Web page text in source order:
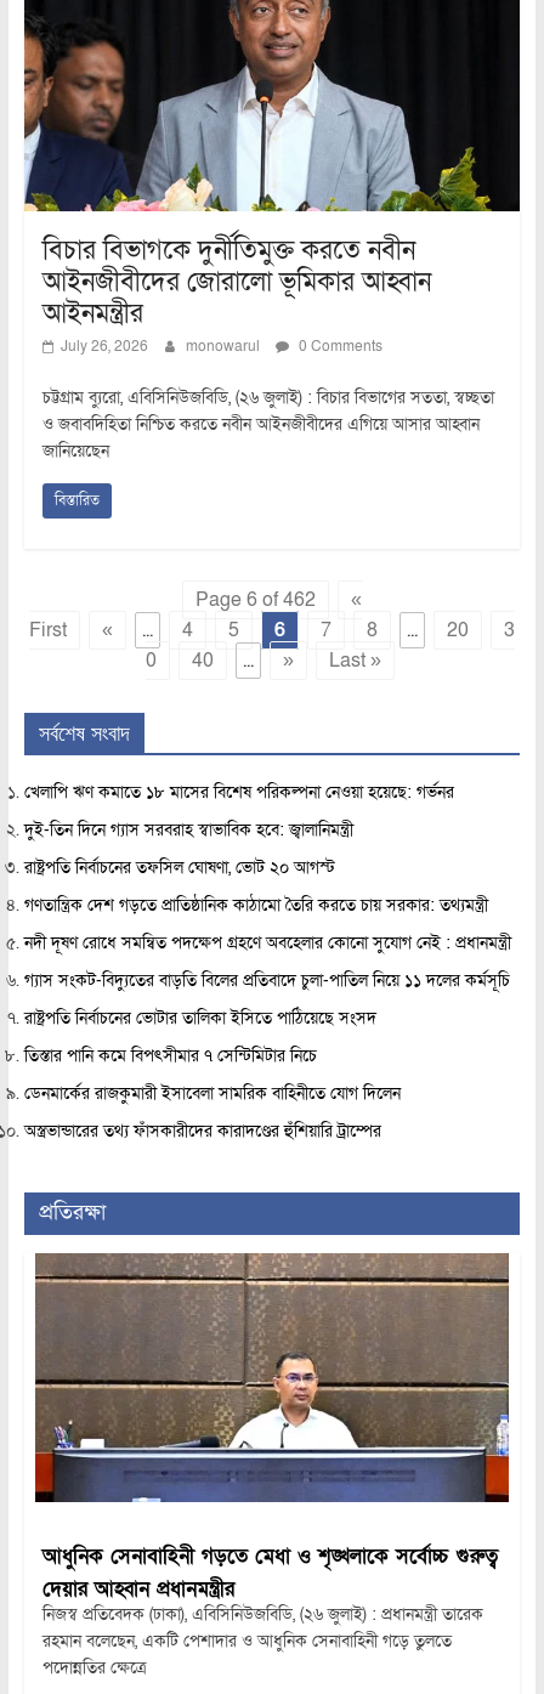
বিচার বিভাগকে দুর্নীতিমুক্ত করতে নবীন
আইনজীবীদের জোরালো ভূমিকার আহ্বান
আইনমন্ত্রীর
July 26, 2026 monowarul 0 Comments
চট্টগ্রাম ব্যুরো, এবিসিনিউজবিডি, (২৬ জুলাই) : বিচার বিভাগের সততা, স্বচ্ছতা
ও জবাবদিহিতা নিশ্চিত করতে নবীন আইনজীবীদের এগিয়ে আসার আহ্বান
জানিয়েছেন
বিস্তারিত
Page 6 of 462
«
First
« ... 4 5 6 7 8 ... 20
3
0
40 ... » Last »
সর্বশেষ সংবাদ
খেলাপি ঋণ কমাতে ১৮ মাসের বিশেষ পরিকল্পনা নেওয়া হয়েছে: গর্ভনর
দুই-তিন দিনে গ্যাস সরবরাহ স্বাভাবিক হবে: জ্বালানিমন্ত্রী
রাষ্ট্রপতি নির্বাচনের তফসিল ঘোষণা, ভোট ২০ আগস্ট
গণতান্ত্রিক দেশ গড়তে প্রাতিষ্ঠানিক কাঠামো তৈরি করতে চায় সরকার: তথ্যমন্ত্রী
নদী দূষণ রোধে সমন্বিত পদক্ষেপ গ্রহণে অবহেলার কোনো সুযোগ নেই : প্রধানমন্ত্রী
গ্যাস সংকট-বিদ্যুতের বাড়তি বিলের প্রতিবাদে চুলা-পাতিল নিয়ে ১১ দলের কর্মসূচি
রাষ্ট্রপতি নির্বাচনের ভোটার তালিকা ইসিতে পাঠিয়েছে সংসদ
তিস্তার পানি কমে বিপৎসীমার ৭ সেন্টিমিটার নিচে
ডেনমার্কের রাজকুমারী ইসাবেলা সামরিক বাহিনীতে যোগ দিলেন
অস্ত্রভান্ডারের তথ্য ফাঁসকারীদের কারাদণ্ডের হুঁশিয়ারি ট্রাম্পের
প্রতিরক্ষা
আধুনিক সেনাবাহিনী গড়তে মেধা ও শৃঙ্খলাকে সর্বোচ্চ গুরুত্ব
দেয়ার আহ্বান প্রধানমন্ত্রীর
নিজস্ব প্রতিবেদক (ঢাকা), এবিসিনিউজবিডি, (২৬ জুলাই) : প্রধানমন্ত্রী তারেক
রহমান বলেছেন, একটি পেশাদার ও আধুনিক সেনাবাহিনী গড়ে তুলতে
পদোন্নতির ক্ষেত্রে